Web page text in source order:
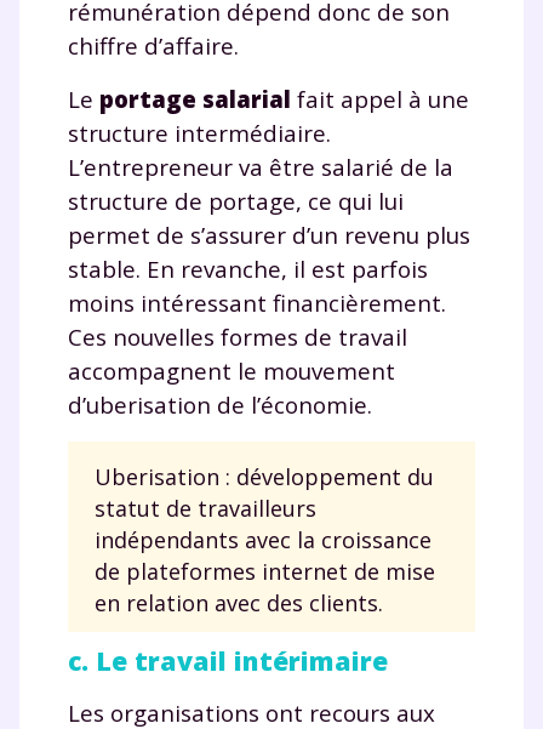
rémunération dépend donc de son
chiffre d’affaire.
Le portage salarial fait appel à une
structure intermédiaire.
L’entrepreneur va être salarié de la
structure de portage, ce qui lui
permet de s’assurer d’un revenu plus
stable. En revanche, il est parfois
moins intéressant financièrement.
Ces nouvelles formes de travail
accompagnent le mouvement
d’uberisation de l’économie.
Uberisation : développement du
statut de travailleurs
indépendants avec la croissance
de plateformes internet de mise
en relation avec des clients.
c. Le travail intérimaire
Les organisations ont recours aux
la marque myMaxicours, afin que SEJER puisse vous donner
accès au service de soutien scolaire pendant 24h. Pour en
savoir plus sur la gestion de vos données personnelles et
charte.
J’accepte de recevoir les actualités et des
communications de la part de
myMaxicours.
Votre adresse e-mail sera exclusivement utilisée pour
vous envoyer notre newsletter. Vous pourrez vous
désinscrire à tout moment, à travers le lien de
désinscription présent dans chaque newsletter. Pour
en savoir plus sur la gestion de vos données
personnelles et pour exercer vos droits, vous pouvez
consulter notre charte.